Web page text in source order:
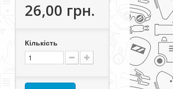
26,00 грн.
Кількість